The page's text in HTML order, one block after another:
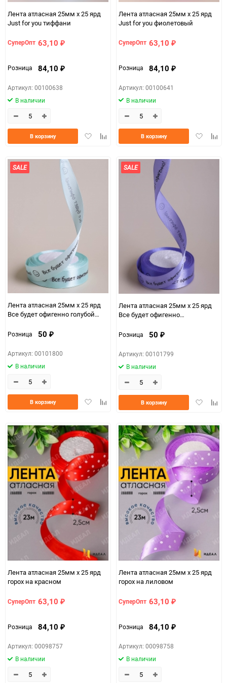
Лента атласная 25мм х 25 ярд
Just for you тиффани
СуперОпт 63,10 ₽
Розница 84,10 ₽
Артикул: 00100638
В наличии
ДобавитьДобавить
В корзину
Лента атласная 25мм х 25 ярд
Just for you фиолетовый
СуперОпт 63,10 ₽
Розница 84,10 ₽
Артикул: 00100641
В наличии
Добавить
В корзину
SALE
Лента атласная 25мм х 25 ярд
Все будет офигенно голубой
Розница 50 ₽
Артикул: 00101800
В наличии
ДобавитьДобавить
В корзину
SALE
Лента атласная 25мм х 25 ярд
Все будет офигенно
Розница 50 ₽
Артикул: 00101799
В наличии
Добавить
В корзину
Лента атласная 25мм х 25 ярд
горох на красном
СуперОпт 63,10 ₽
Розница 84,10 ₽
Артикул: 00098757
В наличии
Лента атласная 25мм х 25 ярд
горох на лиловом
СуперОпт 63,10 ₽
Розница 84,10 ₽
Артикул: 00098758
В наличии